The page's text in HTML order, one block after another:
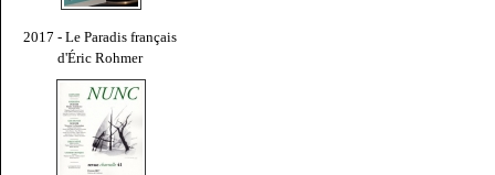
2017 - Le Paradis français
d'Éric Rohmer